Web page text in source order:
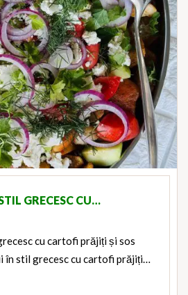
GRECESC CU…
cu cartofi prăjiți și sos
în stil grecesc cu cartofi prăjiți…